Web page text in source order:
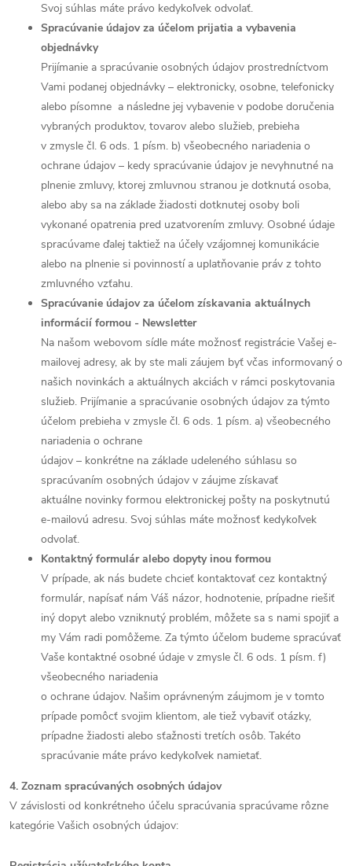
Svoj súhlas máte právo kedykoľvek odvolať.
Spracúvanie údajov za účelom prijatia a vybavenia
objednávky
Prijímanie a spracúvanie osobných údajov prostredníctvom
Vami podanej objednávky – elektronicky, osobne, telefonicky
alebo písomne a následne jej vybavenie v podobe doručenia
vybraných produktov, tovarov alebo služieb, prebieha
v zmysle čl. 6 ods. 1 písm. b) všeobecného nariadenia o
ochrane údajov – kedy spracúvanie údajov je nevyhnutné na
plnenie zmluvy, ktorej zmluvnou stranou je dotknutá osoba,
alebo aby sa na základe žiadosti dotknutej osoby boli
vykonané opatrenia pred uzatvorením zmluvy. Osobné údaje
spracúvame ďalej taktiež na účely vzájomnej komunikácie
alebo na plnenie si povinností a uplatňovanie práv z tohto
zmluvného vzťahu.
Spracúvanie údajov za účelom získavania aktuálnych
informácií formou - Newsletter
Na našom webovom sídle máte možnosť registrácie Vašej e-
mailovej adresy, ak by ste mali záujem byť včas informovaný o
našich novinkách a aktuálnych akciách v rámci poskytovania
služieb. Prijímanie a spracúvanie osobných údajov za týmto
účelom prebieha v zmysle čl. 6 ods. 1 písm. a) všeobecného
nariadenia o ochrane
údajov – konkrétne na základe udeleného súhlasu so
spracúvaním osobných údajov v záujme získavať
aktuálne novinky formou elektronickej pošty na poskytnutú
e-mailovú adresu. Svoj súhlas máte možnosť kedykoľvek
odvolať.
Kontaktný formulár alebo dopyty inou formou
V prípade, ak nás budete chcieť kontaktovať cez kontaktný
formulár, napísať nám Váš názor, hodnotenie, prípadne riešiť
iný dopyt alebo vzniknutý problém, môžete sa s nami spojiť a
my Vám radi pomôžeme. Za týmto účelom budeme spracúvať
Vaše kontaktné osobné údaje v zmysle čl. 6 ods. 1 písm. f)
všeobecného nariadenia
o ochrane údajov. Našim oprávneným záujmom je v tomto
prípade pomôcť svojim klientom, ale tiež vybaviť otázky,
prípadne žiadosti alebo sťažnosti tretích osôb. Takéto
spracúvanie máte právo kedykoľvek namietať.
4. Zoznam spracúvaných osobných údajov
V závislosti od konkrétneho účelu spracúvania spracúvame rôzne
kategórie Vašich osobných údajov: